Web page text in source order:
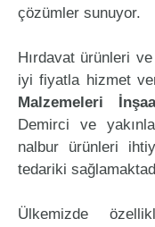
çözümler sunuyor.
Hırdavat ürünleri
iyi fiyatla hizmet
Malzemeleri
Demirci ve
nalbur ürünleri
tedariki
Ülkemizde